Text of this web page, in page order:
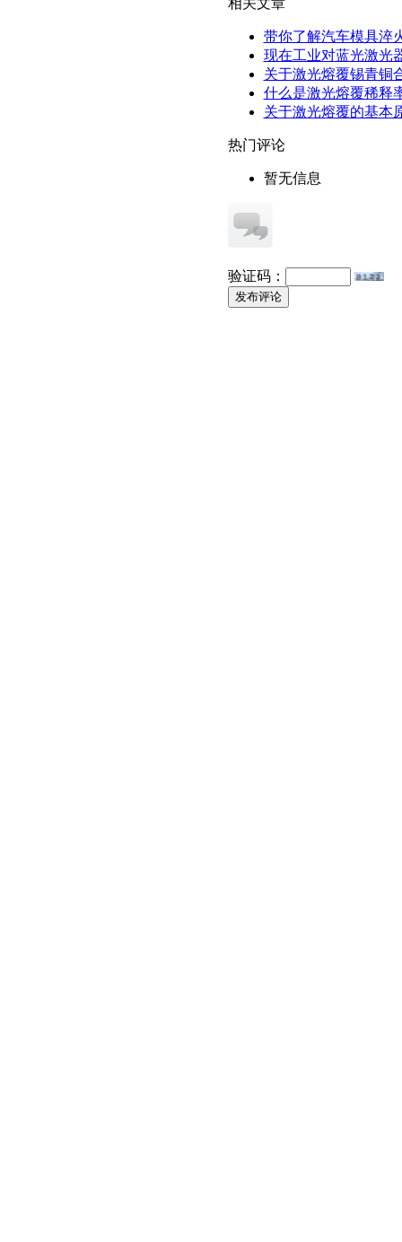
相关文章
带你了解汽车模具淬
现在工业对蓝光激光
关于激光熔覆锡青铜
什么是激光熔覆稀释
关于激光熔覆的基本
热门评论
暂无信息
验证码：
发布评论